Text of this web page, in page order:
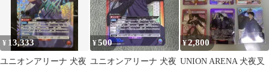
¥ 13,333
ユニオンアリーナ 犬夜
¥500
ユニオンアリーナ 犬夜
¥2,800
UNION ARENA 犬夜叉